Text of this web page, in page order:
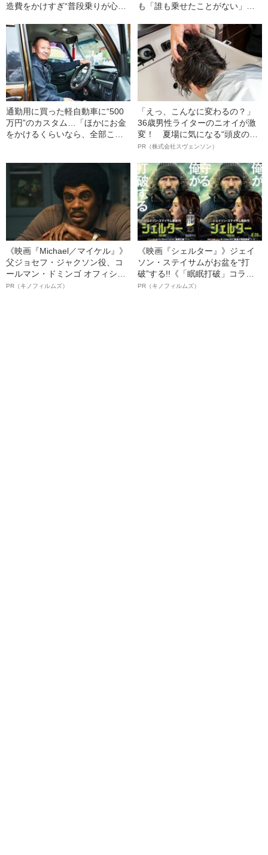
造費をかけすぎ“普段乗りが心配
が語る“ぶつけたらヤバいポイン
も「誰も乗せたことがない」…
通勤用に買った軽自動車に“500
万円”のカスタム…「ほかにお金
をかけるくらいなら、全部この
「えっ、こんなに変わるの？」
36歳男性ライターのニオイが激
変！ 夏場に気になる“頭皮のニ
オイ”や“ベタつき”を解消す
ト”が生み出した徹底ケアとは
PR（株式会社スヴェンソン）
《映画『Michael／マイケル』》
父ジョセフ・ジャクソン役、コ
ールマン・ドミンゴ オフィシャ
ルインタビュー“観客を魅了した
PR（キノフィルムズ）
《映画『シェルター』》ジェイ
ソン・ステイサムがお盆を“打
破”する!!《「眠眠打破」コラ
ボ》
PR（キノフィルムズ）